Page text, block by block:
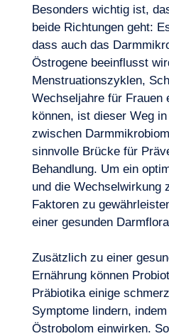
Besonders wichtig ist,
beide Richtungen geht:
dass auch das
Östrogene beeinflusst
Menstruationszyklen,
Wechseljahre für Frauen
können, ist dieser Weg
zwischen
sinnvolle Brücke für
Behandlung. Um ein
und die Wechselwirkung
Faktoren zu
einer gesunden
Zusätzlich zu einer
Ernährung können
Präbiotika einige
Symptome lindern,
Östrobolom einwirken.